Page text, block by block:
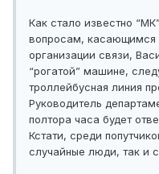
Как стало известно
вопросам, касающимся
организации связи,
“рогатой” машине,
троллейбусная линия
Руководитель
полтора часа будет
Кстати, среди
случайные люди, так и